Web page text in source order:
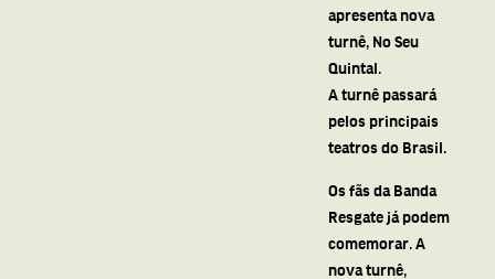
apresenta nova
turnê, No Seu
Quintal.
A turnê passará
pelos principais
teatros do Brasil.
Os fãs da Banda
Resgate já podem
comemorar. A
nova turnê,